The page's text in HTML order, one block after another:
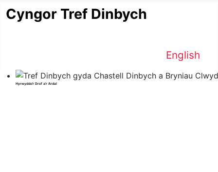
Cyngor Tref Dinbych
English
Hyrwyddo'r Dref a'r Ardal